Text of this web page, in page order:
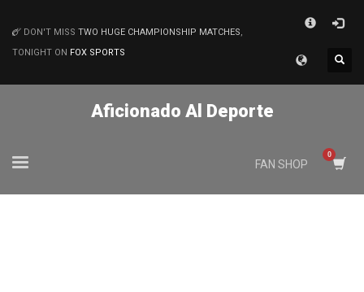
MATCHES
DON'T MISS TWO HUGE CHAMPIONSHIP MATCHES,
TONIGHT ON FOX SPORTS
Aficionado Al Deporte
FAN SHOP